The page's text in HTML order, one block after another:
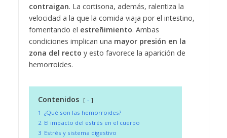
contraigan. La cortisona, además, ralentiza la
velocidad a la que la comida viaja por el intestino,
fomentando el estreñimiento. Ambas
condiciones implican una mayor presión en la
zona del recto y esto favorece la aparición de
hemorroides.
Contenidos
-
1 ¿Qué son las hemorroides?
2 El impacto del estrés en el cuerpo
3 Estrés y sistema digestivo